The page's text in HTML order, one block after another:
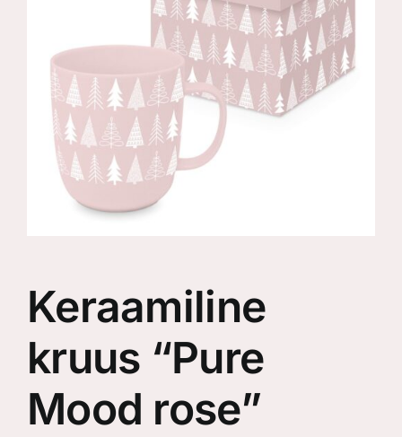
Keraamiline
kruus “Pure
Mood rose”